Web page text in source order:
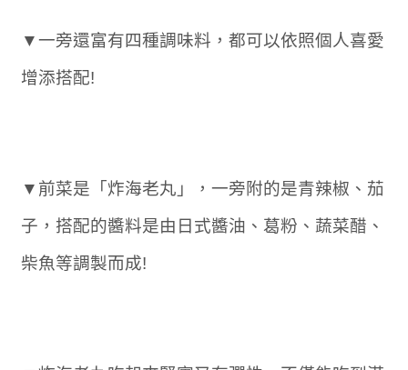
▼一旁還富有四種調味料，都可以依照個人喜愛
增添搭配!
▼前菜是「炸海老丸」，一旁附的是青辣椒、茄
子，搭配的醬料是由日式醬油、葛粉、蔬菜醋、
柴魚等調製而成!